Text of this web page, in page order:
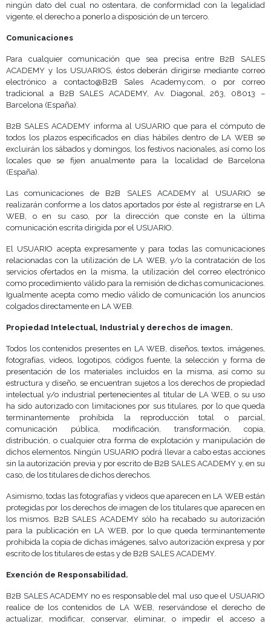
ningún dato del cual no ostentara, de conformidad con la legalidad
vigente, el derecho a ponerlo a disposición de un tercero.
Comunicaciones
Para cualquier comunicación que sea precisa entre B2B SALES
ACADEMY y los USUARIOS, éstos deberán dirigirse mediante correo
electrónico a contacto@B2B Sales Academy.com, o por correo
tradicional a B2B SALES ACADEMY, Av. Diagonal, 263, 08013 –
Barcelona (España).
B2B SALES ACADEMY informa al USUARIO que para el cómputo de
todos los plazos especificados en días hábiles dentro de LA WEB se
excluirán los sábados y domingos, los festivos nacionales, así como los
locales que se fijen anualmente para la localidad de Barcelona
(España).
Las comunicaciones de B2B SALES ACADEMY al USUARIO se
realizarán conforme a los datos aportados por éste al registrarse en LA
WEB, o en su caso, por la dirección que conste en la última
comunicación escrita dirigida por el USUARIO.
El USUARIO acepta expresamente y para todas las comunicaciones
relacionadas con la utilización de LA WEB, y/o la contratación de los
servicios ofertados en la misma, la utilización del correo electrónico
como procedimiento válido para la remisión de dichas comunicaciones.
Igualmente acepta como medio válido de comunicación los anuncios
colgados directamente en LA WEB.
Propiedad Intelectual, Industrial y derechos de imagen.
Todos los contenidos presentes en LA WEB, diseños, textos, imágenes,
fotografías, videos, logotipos, códigos fuente, la selección y forma de
presentación de los materiales incluidos en la misma, así como su
estructura y diseño, se encuentran sujetos a los derechos de propiedad
intelectual y/o industrial pertenecientes al titular de LA WEB, o su uso
ha sido autorizado con limitaciones por sus titulares, por lo que queda
terminantemente prohibida la reproducción total o parcial,
comunicación pública, modificación, transformación, copia,
distribución, o cualquier otra forma de explotación y manipulación de
dichos elementos. Ningún USUARIO podrá llevar a cabo estas acciones
sin la autorización previa y por escrito de B2B SALES ACADEMY y, en su
caso, de los titulares de dichos derechos.
Asimismo, todas las fotografías y videos que aparecen en LA WEB están
protegidas por los derechos de imagen de los titulares que aparecen en
los mismos. B2B SALES ACADEMY sólo ha recabado su autorización
para la publicación en LA WEB, por lo que queda terminantemente
prohibida la copia de dichas imágenes, salvo autorización expresa y por
escrito de los titulares de estas y de B2B SALES ACADEMY.
Exención de Responsabilidad.
B2B SALES ACADEMY no es responsable del mal uso que el USUARIO
realice de los contenidos de LA WEB, reservándose el derecho de
actualizar, modificar, conservar, eliminar, o impedir el acceso a